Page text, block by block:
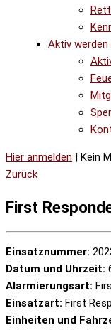
Aktiv werden
Hier anmelden | Kein
Zurück
First
Einsatznummer:
Datum und Uhrzeit:
Alarmierungsart:
Einsatzart: First
Einheiten und